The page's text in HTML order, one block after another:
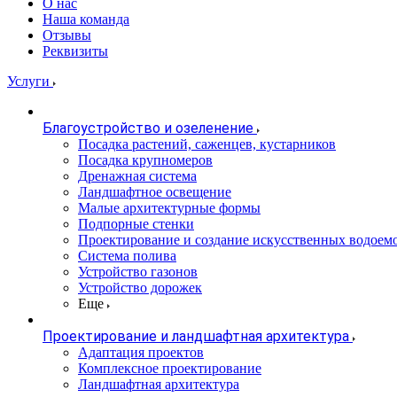
О нас
Наша команда
Отзывы
Реквизиты
Услуги
Благоустройство и озеленение
Посадка растений, саженцев, кустарников
Посадка крупномеров
Дренажная система
Ландшафтное освещение
Малые архитектурные формы
Подпорные стенки
Проектирование и создание искусственных
Система полива
Устройство газонов
Устройство дорожек
Еще
Проектирование и ландшафтная архитектура
Адаптация проектов
Комплексное проектирование
Ландшафтная архитектура